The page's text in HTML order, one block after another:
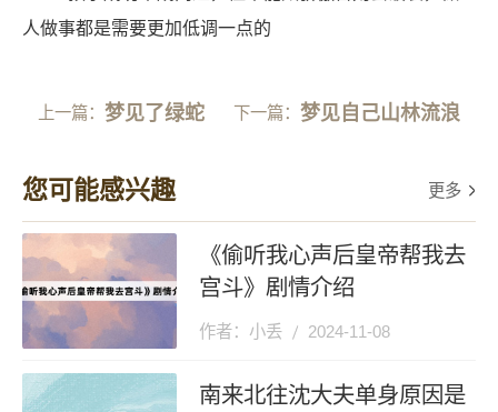
人做事都是需要更加低调一点的
上一篇： 梦见了绿蛇 下一篇：梦见自己山林流浪
您可能感兴趣 更多
《偷听我心声后皇帝帮我去
宫斗》剧情介绍
作者：小丢 2024-11-08
南来北往沈大夫单身原因是